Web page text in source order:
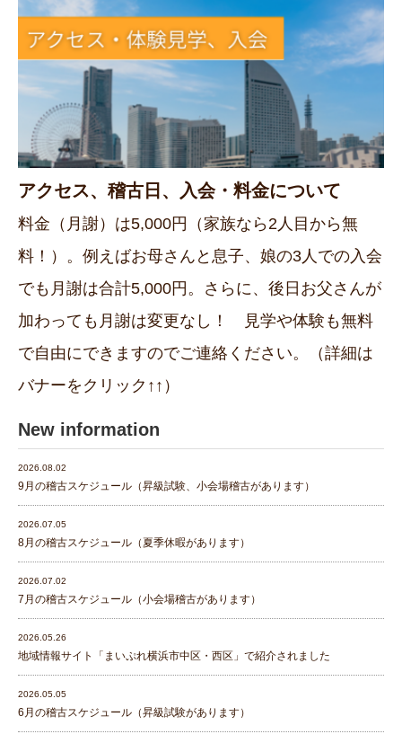
アクセス、稽古日、入会・料金について
料金（月謝）は5,000円（家族なら2人目から無
料！）。例えばお母さんと息子、娘の3人での入会
でも月謝は合計5,000円。さらに、後日お父さんが
加わっても月謝は変更なし！ 見学や体験も無料
で自由にできますのでご連絡ください。（詳細は
バナーをクリック↑↑）
New information
2026.08.02
9月の稽古スケジュール（昇級試験、小会場稽古があります）
2026.07.05
8月の稽古スケジュール（夏季休暇があります）
2026.07.02
7月の稽古スケジュール（小会場稽古があります）
2026.05.26
地域情報サイト「まいぷれ横浜市中区・西区」で紹介されました
2026.05.05
6月の稽古スケジュール（昇級試験があります）